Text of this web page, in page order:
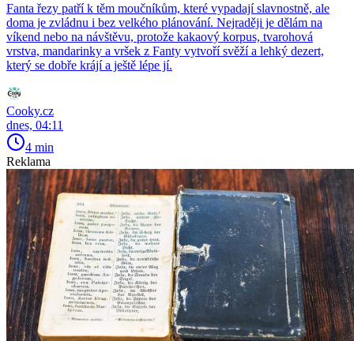
Fanta řezy patří k těm moučníkům, které vypadají slavnostně, ale
doma je zvládnu i bez velkého plánování. Nejraději je dělám na
víkend nebo na návštěvu, protože kakaový korpus, tvarohová
vrstva, mandarinky a vršek z Fanty vytvoří svěží a lehký dezert,
který se dobře krájí a ještě lépe jí.
Cooky.cz
dnes, 04:11
4 min
Reklama